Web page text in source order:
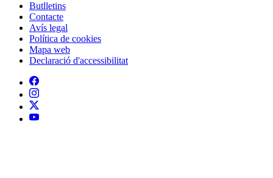
Peu
Butlletins
Contacte
Avís legal
Política de cookies
Mapa web
Declaració d'accessibilitat